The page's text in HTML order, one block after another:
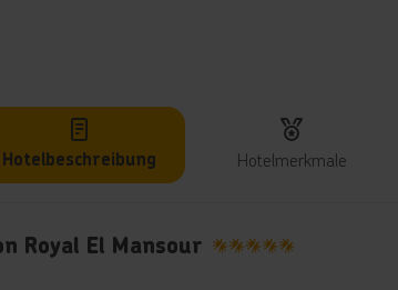
Hotelbeschreibung Hotelmerkmale
Royal El Mansour